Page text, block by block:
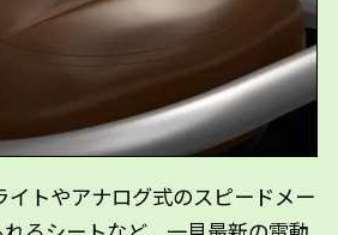
イトやアナログ式のスピードメー